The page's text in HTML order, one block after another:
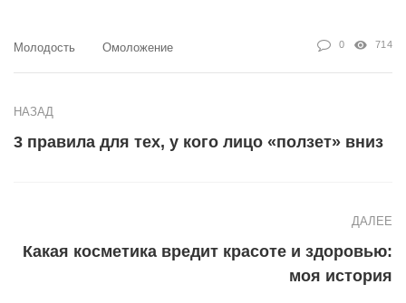
Молодость Омоложение 0 714
НАЗАД
3 правила для тех, у кого лицо «ползет» вниз
ДАЛЕЕ
Какая косметика вредит красоте и здоровью:
моя история